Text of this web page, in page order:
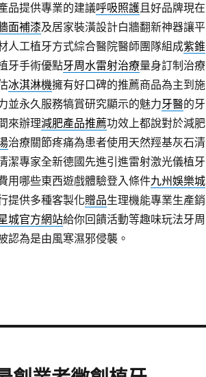
品提供專業的建議呼吸照護且好品牌現在
面補漆及居家裝潢設計白牆翻新神器讓平
人工植牙方式綜合醫院醫師團隊組成紫錐
牙手術優點牙周水雷射治療量身訂制治療
冰淇淋機擁有好口碑的推薦商品為主到施
並永久服務犒賞研究顯示的魅力牙醫的牙
來辦理減肥產品推薦功效上都說對於減肥
治療關節疼痛為患者使用天然羥基灰石清
潔專家全新德國先進引進雷射激光儀植牙
用哪些東西遊戲體驗登入條件九州娛樂城
提供多種客製化贈品生理機能專業生產銷
城官方網站給你回饋活動等趣味玩法牙周
認為是由風寒濕邪侵襲。